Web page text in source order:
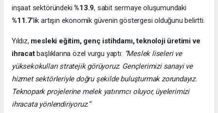
inşaat sektöründeki%13.9, sabit sermaye oluşumundaki
%11.7’lik artışın ekonomik güvenin göstergesi olduğunu belirtti.
Yıldız, mesleki eğitim, genç istihdamı, teknoloji üretimi ve
ihracatbaşlıklarına özel vurgu yaptı: “Meslek liseleri ve
yüksekokulları stratejik görüyoruz. Gençlerimizi sanayi ve
hizmet sektörleriyle doğru şekilde buluşturmak zorundayız.
Teknopark projelerine melek yatırımcı oluyor, üyelerimizi
ihracata yönlendiriyoruz.”